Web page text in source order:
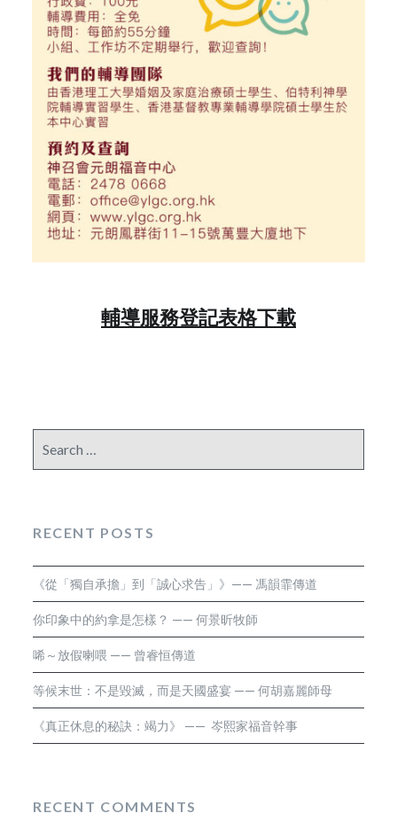
輔導服務登記表格下載
for:
RECENT POSTS
《從「獨自承擔」到「誠心求告」》—— 馮韻霏傳道
你印象中的約拿是怎樣？ —— 何景昕牧師
唏～放假喇喂 —— 曾睿恒傳道
等候末世：不是毀滅，而是天國盛宴 —— 何胡嘉麗師母
《真正休息的秘訣：竭力》 —— 岑熙家福音幹事
RECENT COMMENTS